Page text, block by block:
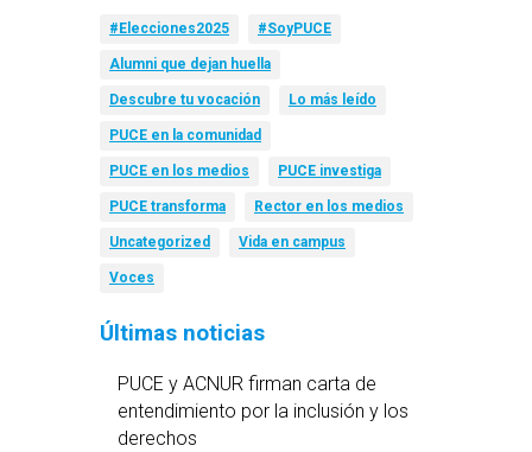
#Elecciones2025 #SoyPUCE
Alumni que dejan huella
Descubre tu vocación Lo más leído
PUCE en la comunidad
PUCE en los medios PUCE investiga
PUCE transforma Rector en los medios
Uncategorized Vida en campus
Voces
Últimas noticias
PUCE y ACNUR firman carta de
entendimiento por la inclusión y los
derechos